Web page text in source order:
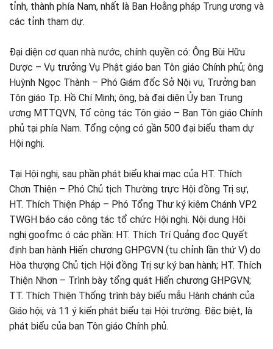
tỉnh, thành phía Nam, nhất là Ban Hoằng pháp Trung ương và
các tỉnh tham dự.
Đại diện cơ quan nhà nước, chính quyền có: Ông Bùi Hữu
Dược – Vụ trưởng Vụ Phật giáo ban Tôn giáo Chính phủ; ông
Huỳnh Ngọc Thành – Phó Giám đốc Sở Nội vụ, Trưởng ban
Tôn giáo Tp. Hồ Chí Minh; ông, bà đại diện Ủy ban Trung
ương MTTQVN, Tổ công tác Tôn giáo – Ban Tôn giáo Chính
phủ tại phía Nam. Tổng cộng có gần 500 đại biểu tham dự
Hội nghị.
Tại Hội nghị, sau phần phát biểu khai mạc của HT. Thích
Chơn Thiện – Phó Chủ tịch Thường trực Hội đồng Trị sự,
HT. Thích Thiện Pháp – Phó Tổng Thư ký kiêm Chánh VP2
TWGH báo cáo công tác tổ chức Hội nghị. Nội dung Hội
nghị goofmc ó các phần: HT. Thích Trí Quảng đọc Quyết
định ban hành Hiến chương GHPGVN (tu chỉnh lần thứ V) do
Hòa thượng Chủ tịch Hội đồng Trị sự ký ban hành; HT. Thích
Thiện Nhơn – Trình bày tổng quát Hiến chương GHPGVN;
TT. Thích Thiện Thống trình bày biểu mẫu Hành chánh của
Giáo hội; và 11 ý kiến phát biểu tại Hội trường. Đặc biệt, là
phát biểu của ban Tôn giáo Chính phủ.